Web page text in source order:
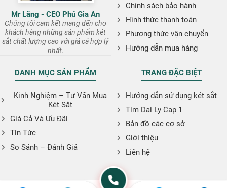
Mr Lăng - CEO Phú Gia An
Chúng tôi cam kết mang đến cho
khách hàng những sản phẩm két
sắt chất lượng cao với giá cả hợp lý
nhất.
Chính sách bảo hành
Hình thức thanh toán
Phương thức vận chuyển
Hướng dẫn mua hàng
DANH MỤC SẢN PHẨM
Kinh Nghiệm – Tư Vấn Mua
Két Sắt
Giá Cả Và Ưu Đãi
Tin Tức
So Sánh – Đánh Giá
TRANG ĐẶC BIỆT
Hướng dẫn sử dụng két sắt
Tim Dai Ly Cap 1
Bản đồ các cơ sở
Giới thiệu
Liên hệ